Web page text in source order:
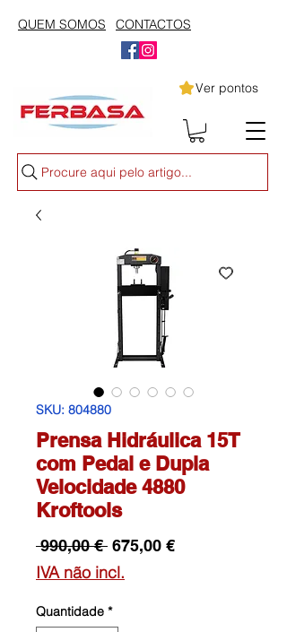
QUEM SOMOS CONTACTOS
Ver pontos
Procure aqui pelo artigo...
SKU: 804880
Prensa Hidráulica 15T
com Pedal e Dupla
Velocidade 4880
Kroftools
990,00 € Preço
normal
675,00 €Preço
IVA não incl.
Quantidade *